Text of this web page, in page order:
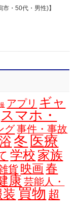
・50代・男性)】
アプリ ギャ
スマホ・
グ事件・事故
冬 医療
学校 家族
貨 映画 春
康 芸能人・
買物 超